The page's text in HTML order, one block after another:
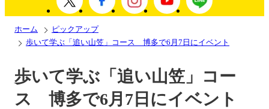
ホーム
ピックアップ
歩いて学ぶ「追い山笠」コース 博多で6月7日にイベント
歩いて学ぶ「追い山笠」コー
ス 博多で6月7日にイベント